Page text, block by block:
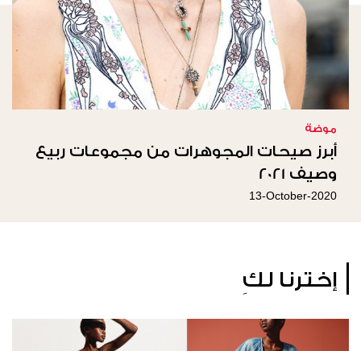
موضة
أبرز صيحات المجوهرات من مجموعات ربيع
وصيف 2021
13-October-2020
إخترنا لكِ